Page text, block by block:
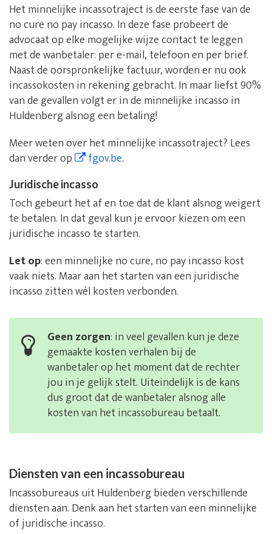
Het minnelijke incassotraject is de eerste fase van de
no cure no pay incasso. In deze fase probeert de
advocaat op elke mogelijke wijze contact te leggen
met de wanbetaler: per e-mail, telefoon en per brief.
Naast de oorspronkelijke factuur, worden er nu ook
incassokosten in rekening gebracht. In maar liefst 90%
van de gevallen volgt er in de minnelijke incasso in
Huldenberg alsnog een betaling!
Meer weten over het minnelijke incassotraject? Lees
dan verder op
fgov.be.
Juridische incasso
Toch gebeurt het af en toe dat de klant alsnog weigert
te betalen. In dat geval kun je ervoor kiezen om een
juridische incasso te starten.
Let op: een minnelijke no cure, no pay incasso kost
vaak niets. Maar aan het starten van een juridische
incasso zitten wél kosten verbonden.
Geen zorgen: in veel gevallen kun je deze
gemaakte kosten verhalen bij de
wanbetaler op het moment dat de rechter
jou in je gelijk stelt. Uiteindelijk is de kans
dus groot dat de wanbetaler alsnog alle
kosten van het incassobureau betaalt.
Diensten van een incassobureau
Incassobureaus uit Huldenberg bieden verschillende
diensten aan. Denk aan het starten van een minnelijke
of juridische incasso.